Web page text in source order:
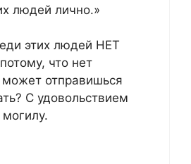
людей лично.»
этих людей НЕТ
что нет
отправишься
С удовольствием